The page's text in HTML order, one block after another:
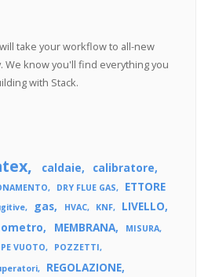
take your workflow to all-new
We know you'll find everything you
with Stack.
caldaie calibratore
DRY FLUE GAS
ETTORE
gas HVAC KNF LIVELLO
MEMBRANA
MISURA
VUOTO POZZETTI
REGOLAZIONE